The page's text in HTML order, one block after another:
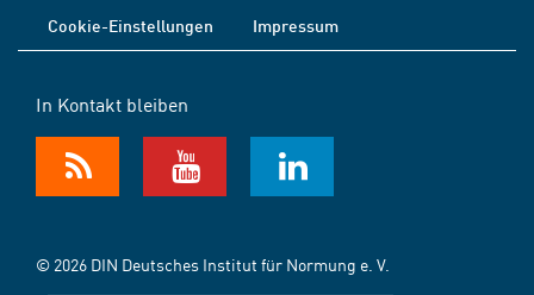
Cookie-Einstellungen
Impressum
In Kontakt bleiben
© 2026 DIN Deutsches Institut für Normung e. V.